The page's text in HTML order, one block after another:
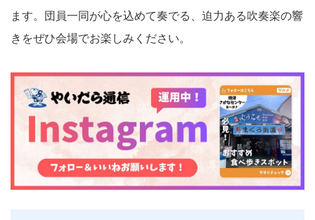
ます。団員一同が心を込めて奏でる、迫力ある吹奏楽の響
きをぜひ会場でお楽しみください。